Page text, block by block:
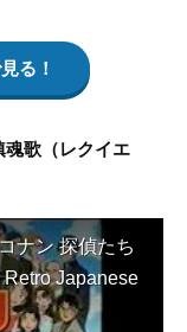
る！
魂歌（レクイエ
ナン 探偵たち
Japanese